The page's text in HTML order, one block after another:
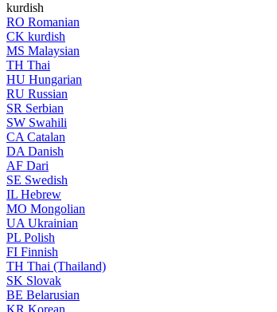
kurdish
RO Romanian
CK kurdish
MS Malaysian
TH Thai
HU Hungarian
RU Russian
SR Serbian
SW Swahili
CA Catalan
DA Danish
AF Dari
SE Swedish
IL Hebrew
MO Mongolian
UA Ukrainian
PL Polish
FI Finnish
TH Thai (Thailand)
SK Slovak
BE Belarusian
KR Korean